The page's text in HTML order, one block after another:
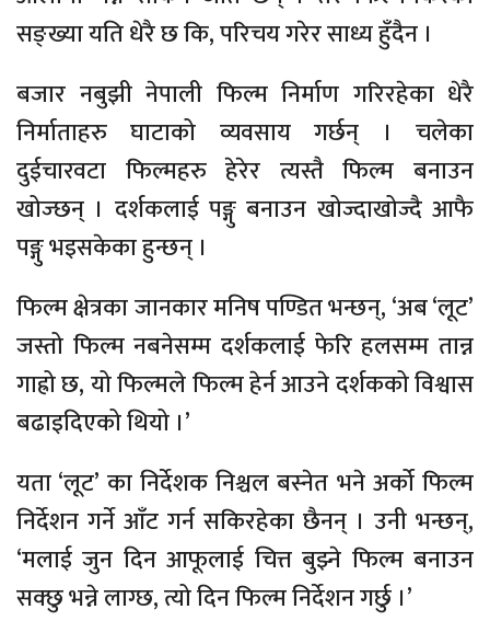
सङ्ख्या यति धेरै छ कि, परिचय गरेर साध्य हुँदैन ।
बजार नबुझी नेपाली फिल्म निर्माण गरिरहेका धेरै
निर्माताहरु घाटाको व्यवसाय गर्छन् । चलेका
दुईचारवटा फिल्महरु हेरेर त्यस्तै फिल्म बनाउन
खोज्छन् । दर्शकलाई पङ्गु बनाउन खोज्दाखोज्दै आफै
पङ्गु भइसकेका हुन्छन् ।
फिल्म क्षेत्रका जानकार मनिष पण्डित भन्छन्, ‘अब ‘लूट’
जस्तो फिल्म नबनेसम्म दर्शकलाई फेरि हलसम्म तान्न
गाह्रो छ, यो फिल्मले फिल्म हेर्न आउने दर्शकको विश्वास
बढाइदिएको थियो ।’
यता ‘लूट’ का निर्देशक निश्चल बस्नेत भने अर्को फिल्म
निर्देशन गर्ने आँट गर्न सकिरहेका छैनन् । उनी भन्छन्,
‘मलाई जुन दिन आफूलाई चित्त बुझ्ने फिल्म बनाउन
सक्छु भन्ने लाग्छ, त्यो दिन फिल्म निर्देशन गर्छु ।’